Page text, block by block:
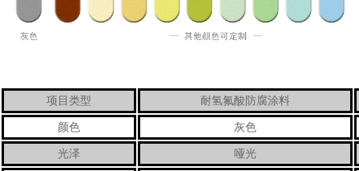
项目类型 耐氢氟酸防腐涂料
颜色 灰色
光泽 哑光